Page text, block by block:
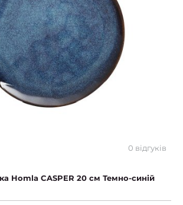
0 відгуків
Homla CASPER 20 см Темно-синій